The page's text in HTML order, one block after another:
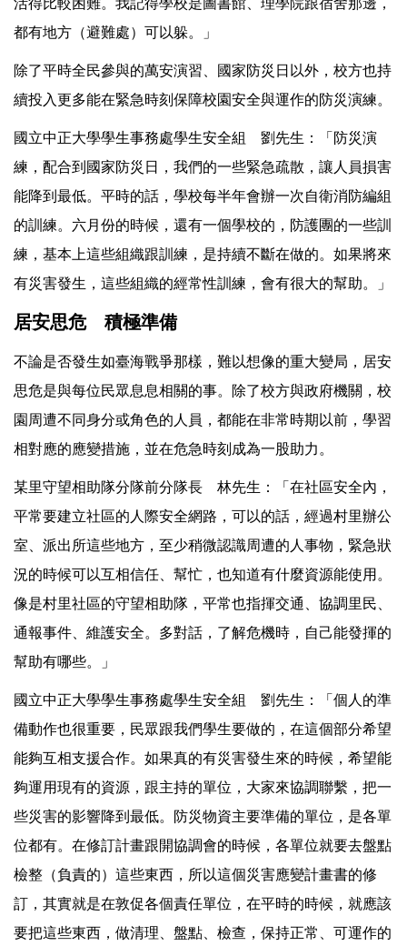
都有地方（避難處）可以躲。」
除了平時全民參與的萬安演習、國家防災日以外，校方也持
續投入更多能在緊急時刻保障校園安全與運作的防災演練。
國立中正大學學生事務處學生安全組 劉先生：「防災演
練，配合到國家防災日，我們的一些緊急疏散，讓人員損害
能降到最低。平時的話，學校每半年會辦一次自衛消防編組
的訓練。六月份的時候，還有一個學校的，防護團的一些訓
練，基本上這些組織跟訓練，是持續不斷在做的。如果將來
有災害發生，這些組織的經常性訓練，會有很大的幫助。」
居安思危 積極準備
不論是否發生如臺海戰爭那樣，難以想像的重大變局，居安
思危是與每位民眾息息相關的事。除了校方與政府機關，校
園周遭不同身分或角色的人員，都能在非常時期以前，學習
相對應的應變措施，並在危急時刻成為一股助力。
某里守望相助隊分隊前分隊長 林先生：「在社區安全內，
平常要建立社區的人際安全網路，可以的話，經過村里辦公
室、派出所這些地方，至少稍微認識周遭的人事物，緊急狀
況的時候可以互相信任、幫忙，也知道有什麼資源能使用。
像是村里社區的守望相助隊，平常也指揮交通、協調里民、
通報事件、維護安全。多對話，了解危機時，自己能發揮的
幫助有哪些。」
國立中正大學學生事務處學生安全組 劉先生：「個人的準
備動作也很重要，民眾跟我們學生要做的，在這個部分希望
能夠互相支援合作。如果真的有災害發生來的時候，希望能
夠運用現有的資源，跟主持的單位，大家來協調聯繫，把一
些災害的影響降到最低。防災物資主要準備的單位，是各單
位都有。在修訂計畫跟開協調會的時候，各單位就要去盤點
檢整（負責的）這些東西，所以這個災害應變計畫書的修
訂，其實就是在敦促各個責任單位，在平時的時候，就應該
要把這些東西，做清理、盤點、檢查，保持正常、可運作的